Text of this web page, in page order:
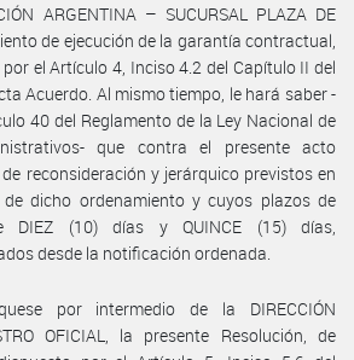
ARGENTINA – SUCURSAL PLAZA DE
de ejecución de la garantía contractual,
el Artículo 4, Inciso 4.2 del Capítulo II del
Acuerdo. Al mismo tiempo, le hará saber -
40 del Reglamento de la Ley Nacional de
que contra el presente acto
reconsideración y jerárquico previstos en
dicho ordenamiento y cuyos plazos de
DIEZ (10) días y QUINCE (15) días,
desde la notificación ordenada.
por intermedio de la DIRECCIÓN
OFICIAL, la presente Resolución, de